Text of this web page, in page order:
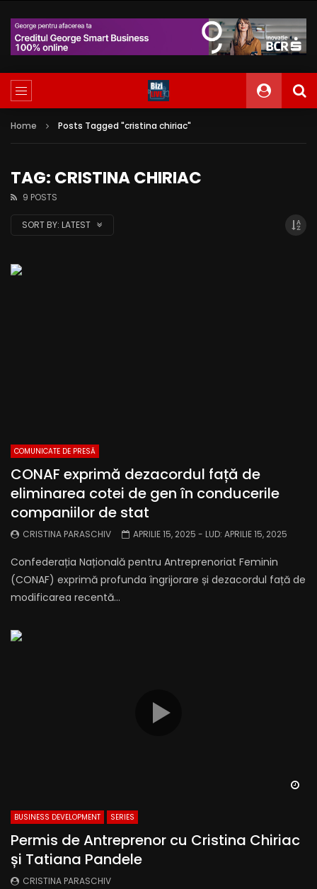
Home Posts Tagged "cristina chiriac"
TAG: CRISTINA CHIRIAC
9 POSTS
SORT BY: LATEST
COMUNICATE DE PRESĂ
CONAF exprimă dezacordul față de
eliminarea cotei de gen în conducerile
companiilor de stat
CRISTINA PARASCHIV APRILIE 15, 2025 - LUD: APRILIE 15, 2025
Confederația Națională pentru Antreprenoriat Feminin
(CONAF) exprimă profunda îngrijorare și dezacordul față de
modificarea recentă...
BUSINESS DEVELOPMENT SERIES
Permis de Antreprenor cu Cristina Chiriac
și Tatiana Pandele
CRISTINA PARASCHIV